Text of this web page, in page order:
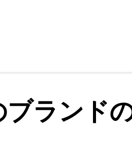
ブランド